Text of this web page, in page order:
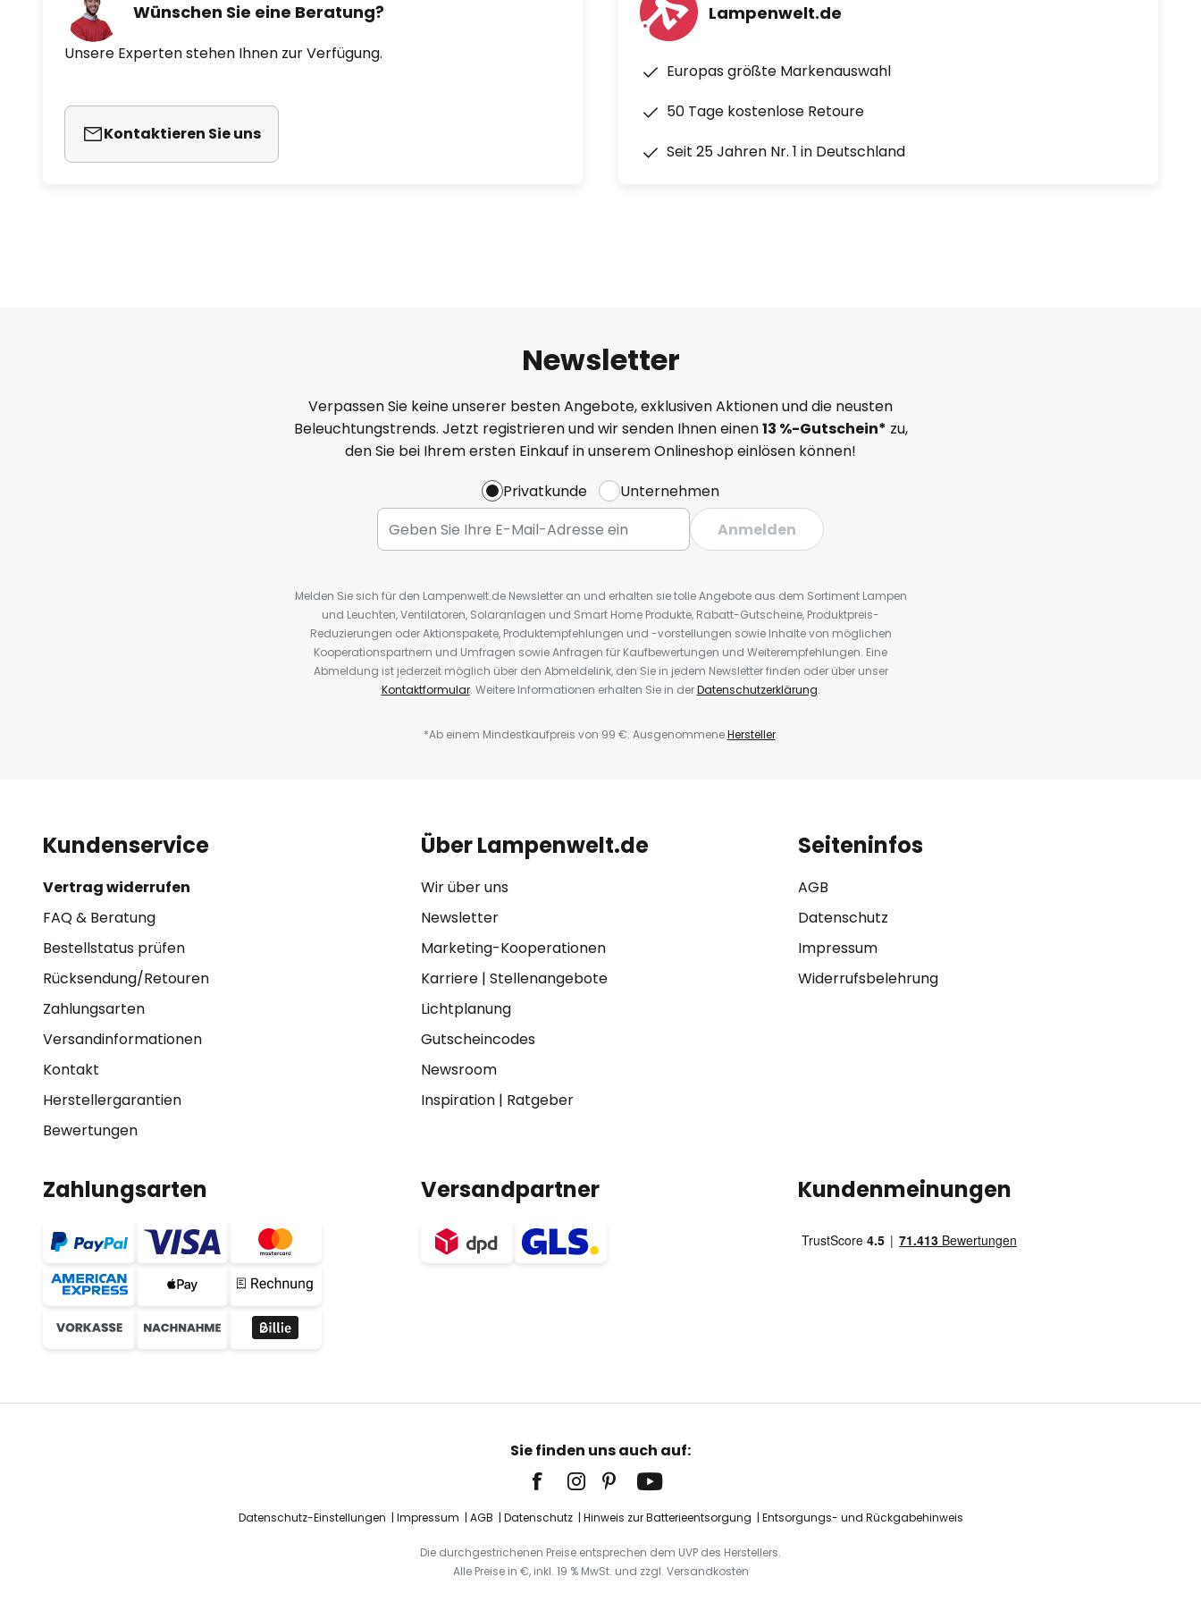
Wünschen Sie eine Beratung?
Unsere Experten stehen Ihnen zur Verfügung.
Kontaktieren Sie uns
Lampenwelt.de
Europas größte Markenauswahl
50 Tage kostenlose Retoure
Seit 25 Jahren Nr. 1 in Deutschland
Newsletter
Verpassen Sie keine unserer besten Angebote, exklusiven Aktionen und die neusten
Beleuchtungstrends. Jetzt registrieren und wir senden Ihnen einen13 %-Gutschein* zu,
den Sie bei Ihrem ersten Einkauf in unserem Onlineshop einlösen können!
Privatkunde
Unternehmen
Anmelden
Melden Sie sich für den Lampenwelt.de Newsletter an und erhalten sie tolle Angebote aus dem Sortiment Lampen
und Leuchten, Ventilatoren, Solaranlagen und Smart Home Produkte, Rabatt-Gutscheine, Produktpreis-
Reduzierungen oder Aktionspakete, Produktempfehlungen und -vorstellungen sowie Inhalte von möglichen
Kooperationspartnern und Umfragen sowie Anfragen für Kaufbewertungen und Weiterempfehlungen. Eine
Abmeldung ist jederzeit möglich über den Abmeldelink, den Sie in jedem Newsletter finden oder über unser
Kontaktformular. Weitere Informationen erhalten Sie in derDatenschutzerklärung.
*Ab einem Mindestkaufpreis von 99 €. AusgenommeneHersteller.
Kundenservice
Vertrag widerrufen
FAQ & Beratung
Bestellstatus prüfen
Rücksendung/Retouren
Zahlungsarten
Versandinformationen
Kontakt
Herstellergarantien
Bewertungen
Über Lampenwelt.de
Wir über uns
Newsletter
Marketing-Kooperationen
Karriere| Stellenangebote
Lichtplanung
Gutscheincodes
Newsroom
Inspiration| Ratgeber
Seiteninfos
AGB
Datenschutz
Impressum
Widerrufsbelehrung
Zahlungsarten Versandpartner Kundenmeinungen
Sie finden uns auch auf:
Datenschutz-Einstellungen Impressum AGB Datenschutz Hinweis zur Batterieentsorgung Entsorgungs- und Rückgabehinweis
Die durchgestrichenen Preise entsprechen dem UVP des Herstellers.
Alle Preise in €, inkl. 19 % MwSt. und zzgl. Versandkosten